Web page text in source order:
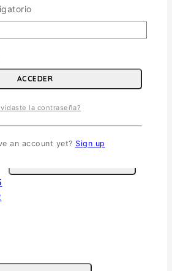
CHILD MENU
ACCEDER
la contraseña?
an account yet? Sign up